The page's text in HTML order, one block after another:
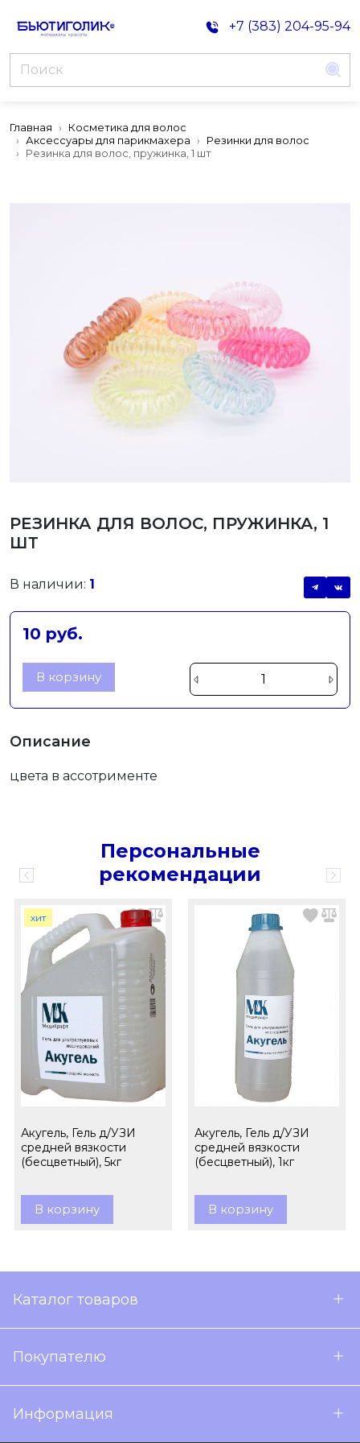
+7 (383) 204-95-94
Главная
Косметика для волос
Аксессуары для парикмахера
Резинки для волос
Резинка для волос, пружинка, 1 шт
РЕЗИНКА ДЛЯ ВОЛОС, ПРУЖИНКА, 1
ШТ
В наличии: 1
10 руб.
В корзину
Описание
цвета в ассотрименте
Персональные
рекомендации
хит
Акугель, Гель д/УЗИ
средней вязкости
(бесцветный), 5кг
В корзину
Акугель, Гель д/УЗИ
средней вязкости
(бесцветный), 1кг
В корзину
Каталог товаров
Покупателю
Информация